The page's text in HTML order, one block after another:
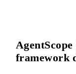
framework